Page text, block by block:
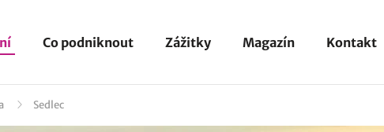
Co podniknout Zážitky Magazín Kontakt
Sedlec